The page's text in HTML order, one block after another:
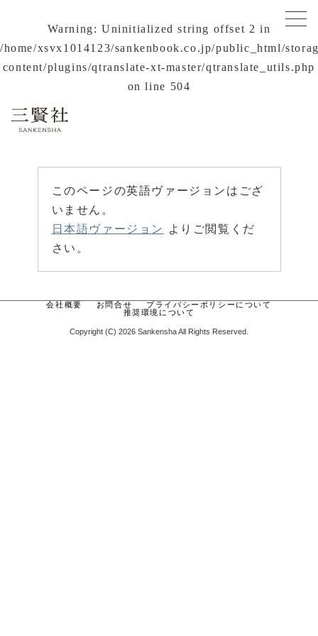
Warning: Uninitialized string offset 2 in
/home/xsvx1014123/sankenbook.co.jp/public_html/
content/plugins/qtranslate-xt-master/qtranslate_utils.php
on line 504
このページの英語ヴァージョンはござ
いません。
日本語ヴァージョン
よりご閲覧くだ
さい。
会社概要 お問合せ
プライバシーポリシーについて
推奨環境について
Copyright (C) 2026 Sankensha All Rights Reserved.